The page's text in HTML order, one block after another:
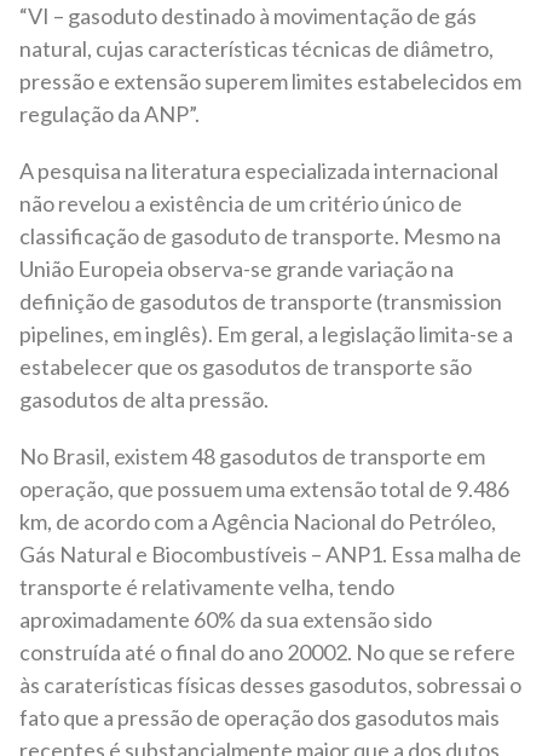
“VI – gasoduto destinado à movimentação de gás
natural, cujas características técnicas de diâmetro,
pressão e extensão superem limites estabelecidos em
regulação da ANP”.
A pesquisa na literatura especializada internacional
não revelou a existência de um critério único de
classificação de gasoduto de transporte. Mesmo na
União Europeia observa-se grande variação na
definição de gasodutos de transporte (transmission
pipelines, em inglês). Em geral, a legislação limita-se a
estabelecer que os gasodutos de transporte são
gasodutos de alta pressão.
No Brasil, existem 48 gasodutos de transporte em
operação, que possuem uma extensão total de 9.486
km, de acordo com a Agência Nacional do Petróleo,
Gás Natural e Biocombustíveis – ANP1. Essa malha de
transporte é relativamente velha, tendo
aproximadamente 60% da sua extensão sido
construída até o final do ano 20002. No que se refere
às caraterísticas físicas desses gasodutos, sobressai o
fato que a pressão de operação dos gasodutos mais
recentes é substancialmente maior que a dos dutos